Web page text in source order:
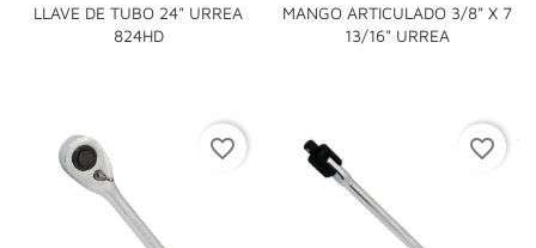
LLAVE DE TUBO 24" URREA
824HD
MANGO ARTICULADO 3/8" X 7
13/16" URREA
favorite_border favorite_border